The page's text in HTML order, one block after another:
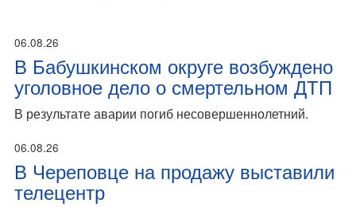
06.08.26
В Бабушкинском округе возбуждено
уголовное дело о смертельном ДТП
В результате аварии погиб несовершеннолетний.
06.08.26
В Череповце на продажу выставили
телецентр